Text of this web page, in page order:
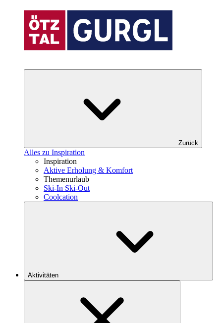
Zurück
Alles zu Inspiration
Inspiration
Aktive Erholung & Komfort
Themenurlaub
Ski-In Ski-Out
Coolcation
Aktivitäten